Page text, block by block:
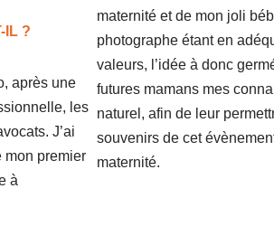
IL ?
après une
les
J’ai
mon premier
à
maternité et de mon joli
photographe étant en
valeurs, l’idée à donc
futures mamans mes
naturel, afin de leur
souvenirs de cet
maternité.